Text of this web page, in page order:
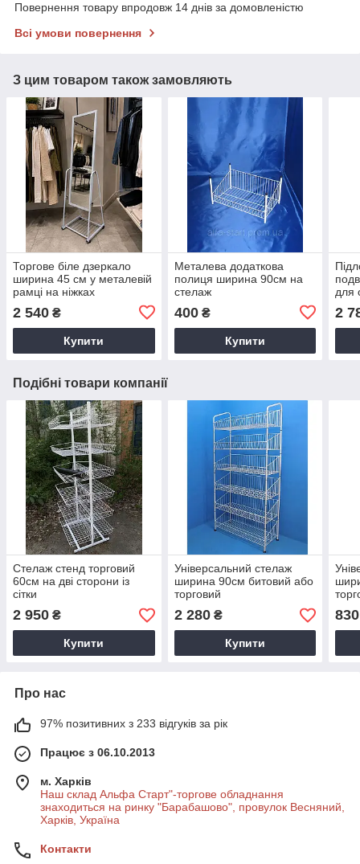
Повернення товару впродовж 14 днів за домовленістю
Всі умови повернення
З цим товаром також замовляють
Торгове біле дзеркало
ширина 45 см у металевій
рамці на ніжках
2 540 ₴
Купити
Металева додаткова
полиця ширина 90см на
стелаж
400₴
Купити
для
2
Подібні товари компанії
Стелаж стенд торговий
60см на дві сторони із
сітки
2 950 ₴
Купити
Універсальний стелаж
ширина 90см битовий або
торговий
2 280₴
Купити
830
Про нас
97% позитивних з 233 відгуків за рік
Працює з 06.10.2013
м. Харків
Наш склад Альфа Старт"-торгове обладнання
знаходиться на ринку "Барабашово", провулок Весняний,
Харків, Україна
Контакти